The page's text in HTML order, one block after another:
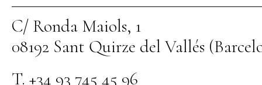
C/ Ronda Maiols, 1
08192 Sant Quirze del Vallés
T. +34 93 745 45 96